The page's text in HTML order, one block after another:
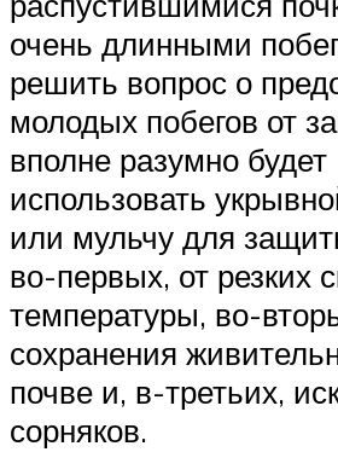
очень длинными
решить вопрос о
молодых побегов от
вполне разумно будет
использовать
или мульчу для
во-первых, от резких
температуры, во-
сохранения
почве и, в-третьих,
сорняков.